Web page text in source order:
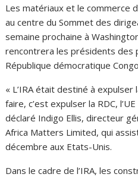
Les matériaux et le commerce
au centre du Sommet des
semaine prochaine à
rencontrera les présidents des
République démocratique
« L’IRA était destiné à expulser
faire, c’est expulser la RDC,
déclaré Indigo Ellis, directeur
Africa Matters Limited, qui
décembre aux Etats-Unis.
Dans le cadre de l’IRA, les